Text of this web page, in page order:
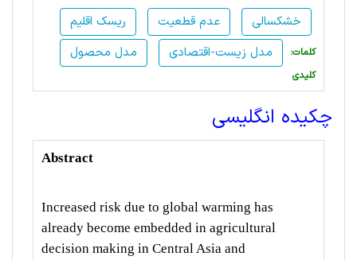
ریسک اقلیم عدم قطعیت
خشکسالی
مدل محصول
مدل زیست-اقتصادی
:کلمات
کلیدی
چکیده انگلیسی
Abstract
Increased risk due to global warming has
already become embedded in agricultural
decision making in Central Asia and